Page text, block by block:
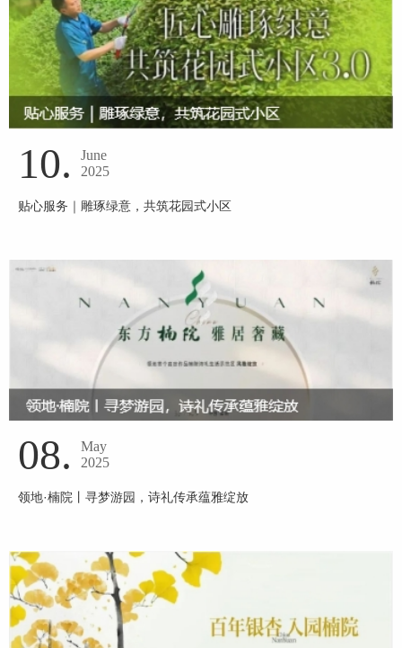
10.
June
2025
贴心服务｜雕琢绿意，共筑花园式小区
08.
May
2025
领地·楠院丨寻梦游园，诗礼传承蕴雅绽放